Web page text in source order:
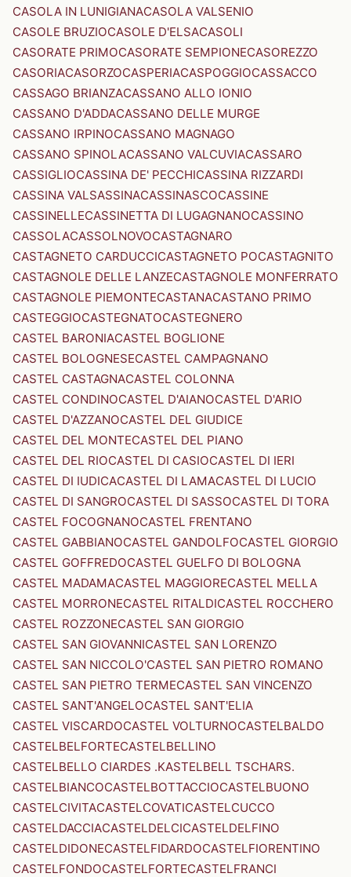
CASOLA IN LUNIGIANACASOLA VALSENIO
CASOLE BRUZIOCASOLE D'ELSACASOLI
CASORATE PRIMOCASORATE SEMPIONECASOREZZO
CASORIACASORZOCASPERIACASPOGGIOCASSACCO
CASSAGO BRIANZACASSANO ALLO IONIO
CASSANO D'ADDACASSANO DELLE MURGE
CASSANO IRPINOCASSANO MAGNAGO
CASSANO SPINOLACASSANO VALCUVIACASSARO
CASSIGLIOCASSINA DE' PECCHICASSINA RIZZARDI
CASSINA VALSASSINACASSINASCOCASSINE
CASSINELLECASSINETTA DI LUGAGNANOCASSINO
CASSOLACASSOLNOVOCASTAGNARO
CASTAGNETO CARDUCCICASTAGNETO POCASTAGNITO
CASTAGNOLE DELLE LANZECASTAGNOLE MONFERRATO
CASTAGNOLE PIEMONTECASTANACASTANO PRIMO
CASTEGGIOCASTEGNATOCASTEGNERO
CASTEL BARONIACASTEL BOGLIONE
CASTEL BOLOGNESECASTEL CAMPAGNANO
CASTEL CASTAGNACASTEL COLONNA
CASTEL CONDINOCASTEL D'AIANOCASTEL D'ARIO
CASTEL D'AZZANOCASTEL DEL GIUDICE
CASTEL DEL MONTECASTEL DEL PIANO
CASTEL DEL RIOCASTEL DI CASIOCASTEL DI IERI
CASTEL DI IUDICACASTEL DI LAMACASTEL DI LUCIO
CASTEL DI SANGROCASTEL DI SASSOCASTEL DI TORA
CASTEL FOCOGNANOCASTEL FRENTANO
CASTEL GABBIANOCASTEL GANDOLFOCASTEL GIORGIO
CASTEL GOFFREDOCASTEL GUELFO DI BOLOGNA
CASTEL MADAMACASTEL MAGGIORECASTEL MELLA
CASTEL MORRONECASTEL RITALDICASTEL ROCCHERO
CASTEL ROZZONECASTEL SAN GIORGIO
CASTEL SAN GIOVANNICASTEL SAN LORENZO
CASTEL SAN NICCOLO'CASTEL SAN PIETRO ROMANO
CASTEL SAN PIETRO TERMECASTEL SAN VINCENZO
CASTEL SANT'ANGELOCASTEL SANT'ELIA
CASTEL VISCARDOCASTEL VOLTURNOCASTELBALDO
CASTELBELFORTECASTELBELLINO
CASTELBELLO CIARDES .KASTELBELL TSCHARS.
CASTELBIANCOCASTELBOTTACCIOCASTELBUONO
CASTELCIVITACASTELCOVATICASTELCUCCO
CASTELDACCIACASTELDELCICASTELDELFINO
CASTELDIDONECASTELFIDARDOCASTELFIORENTINO
CASTELFONDOCASTELFORTECASTELFRANCI